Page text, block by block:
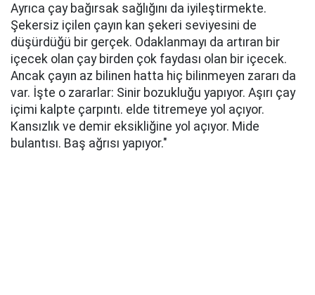
Ayrıca çay bağırsak sağlığını da iyileştirmekte.
Şekersiz içilen çayın kan şekeri seviyesini de
düşürdüğü bir gerçek. Odaklanmayı da artıran bir
içecek olan çay birden çok faydası olan bir içecek.
Ancak çayın az bilinen hatta hiç bilinmeyen zararı da
var. İşte o zararlar: Sinir bozukluğu yapıyor. Aşırı çay
içimi kalpte çarpıntı. elde titremeye yol açıyor.
Kansızlık ve demir eksikliğine yol açıyor. Mide
bulantısı. Baş ağrısı yapıyor."